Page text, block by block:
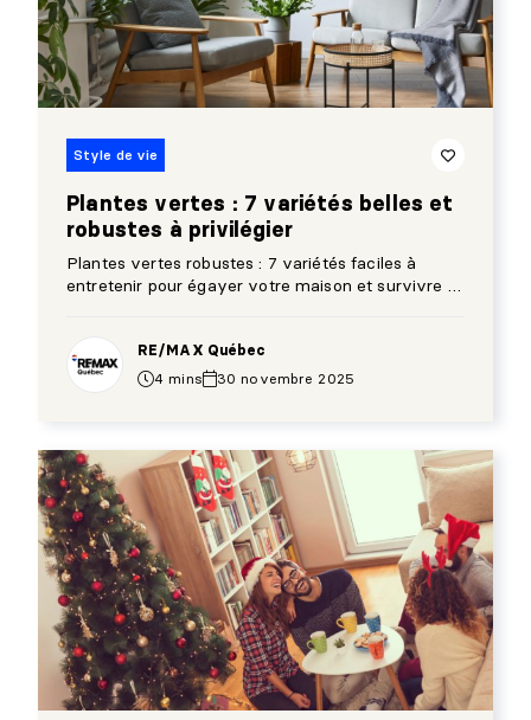
Style de vie
Plantes vertes : 7 variétés belles et
robustes à privilégier
Plantes vertes robustes : 7 variétés faciles à
entretenir pour égayer votre maison et survivre à
RE/MAX Québec
4 mins
30 novembre 2025